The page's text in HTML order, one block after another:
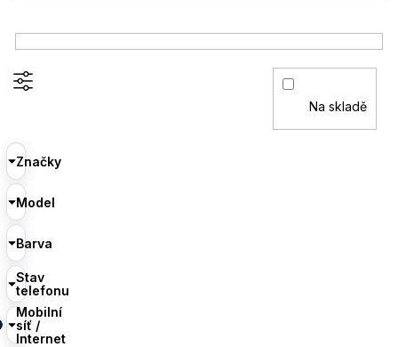
Na skladě
Značky
Model
Barva
Stav
telefonu
Mobilní
síť /
Internet